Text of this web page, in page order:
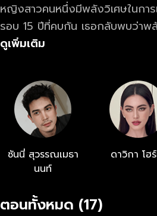
หญิงสาวคนหนึ่งมีพลังวิเศษในการ
รอบ 15 ปีที่คบกัน เธอกลับพบว่าพ
วุ่นวายมากมายจึงเกิดขึ้น
ดูเพิ่มเติม
ซันนี่ สุวรรณเมธา
นนท์
ดาวิกา โฮ
ตอนทั้งหมด (17)